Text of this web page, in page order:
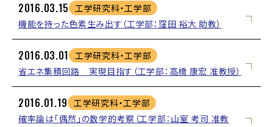
2016.03.15 工学研究科・工学部
機能を持った色素生み出す（工学部：窪田 裕大 助教）
2016.03.01 工学研究科・工学部
省エネ集積回路 実現目指す（工学部：高橋 康宏 准教授）
2016.01.19 工学研究科・工学部
確率論は「偶然」の数学的考察（工学部：山室 考司 准教